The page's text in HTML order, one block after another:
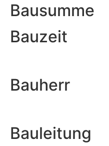
Bausumme
Bauzeit
Bauherr
Bauleitung